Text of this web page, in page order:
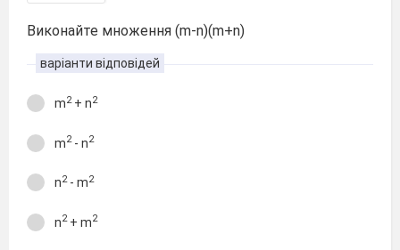
Виконайте множення (m-n)(m+n)
варіанти відповідей
m2 + n2
m2- n2
n2- m2
n2+ m2